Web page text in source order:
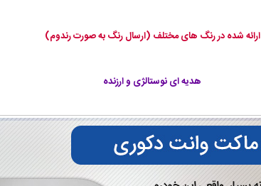
ارائه شده در رنگ های مختلف (ارسال رنگ به صورت رندوم)
هدیه ای نوستالژی و ارزنده